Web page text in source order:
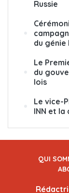
Russie
du génie
Le
du
lois
Le vice-
INN et
QUI